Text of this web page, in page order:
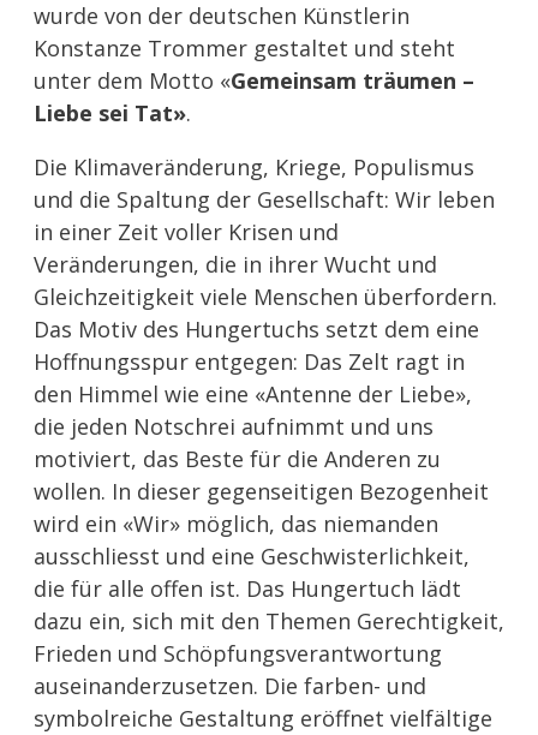
wurde von der deutschen Künstlerin
Konstanze Trommer gestaltet und steht
unter dem Motto «Gemeinsam träumen –
Liebe sei Tat».
Die Klimaveränderung, Kriege, Populismus
und die Spaltung der Gesellschaft: Wir leben
in einer Zeit voller Krisen und
Veränderungen, die in ihrer Wucht und
Gleichzeitigkeit viele Menschen überfordern.
Das Motiv des Hungertuchs setzt dem eine
Hoffnungsspur entgegen: Das Zelt ragt in
den Himmel wie eine «Antenne der Liebe»,
die jeden Notschrei aufnimmt und uns
motiviert, das Beste für die Anderen zu
wollen. In dieser gegenseitigen Bezogenheit
wird ein «Wir» möglich, das niemanden
ausschliesst und eine Geschwisterlichkeit,
die für alle offen ist. Das Hungertuch lädt
dazu ein, sich mit den Themen Gerechtigkeit,
Frieden und Schöpfungsverantwortung
auseinanderzusetzen. Die farben- und
symbolreiche Gestaltung eröffnet vielfältige